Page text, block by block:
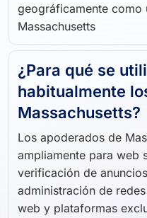
geográficamente como
Massachusetts
¿Para qué se
habitualmente
Massachusetts?
Los apoderados de
ampliamente para web
verificación de
administración de
web y plataformas